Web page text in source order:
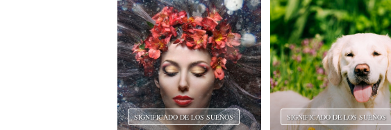
SIGNIFICADO DE LOS SUEÑOS SIGNIFICADO DE LOS SUEÑOS